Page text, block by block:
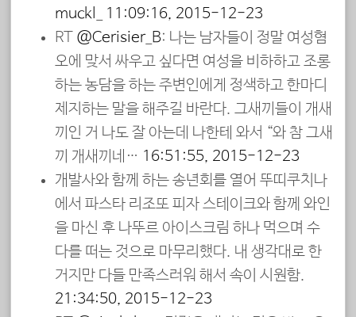
muckl_
11:09:16, 2015-12-23
RT @Cerisier_B: 나는 남자들이 정말 여성혐
오에 맞서 싸우고 싶다면 여성을 비하하고 조롱
하는 농담을 하는 주변인에게 정색하고 한마디
제지하는 말을 해주길 바란다. 그새끼들이 개새
끼인 거 나도 잘 아는데 나한테 와서 “와 참 그새
끼 개새끼네… 16:51:55, 2015-12-23
개발사와 함께 하는 송년회를 열어 뚜띠쿠치나
에서 파스타 리조또 피자 스테이크와 함께 와인
을 마신 후 나뚜르 아이스크림 하나 먹으며 수
다를 떠는 것으로 마무리했다. 내 생각대로 한
거지만 다들 만족스러워 해서 속이 시원함.
21:34:50, 2015-12-23